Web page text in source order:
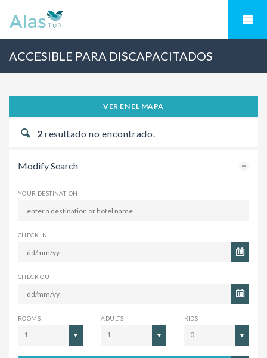
ACCESIBLE PARA DISCAPACITADOS
VER EN EL MAPA
2 resultado no encontrado.
Modify Search
YOUR DESTINATION
CHECK IN
CHECK OUT
ROOMS
1
ADULTS
1
KIDS
0